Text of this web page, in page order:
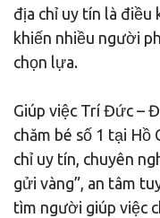
địa chỉ uy tín là điều
khiến nhiều người
chọn lựa.
Giúp việc Trí Đức –
chăm bé số 1 tại Hồ
chỉ uy tín, chuyên
gửi vàng”, an tâm
tìm người giúp việc